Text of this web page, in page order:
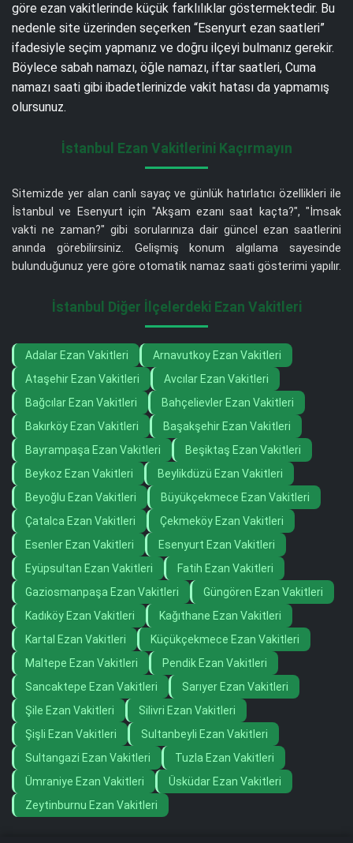
göre ezan vakitlerinde küçük farklılıklar göstermektedir. Bu
nedenle site üzerinden seçerken “Esenyurt ezan saatleri”
ifadesiyle seçim yapmanız ve doğru ilçeyi bulmanız gerekir.
Böylece sabah namazı, öğle namazı, iftar saatleri, Cuma
namazı saati gibi ibadetlerinizde vakit hatası da yapmamış
olursunuz.
İstanbul Ezan Vakitlerini Kaçırmayın
Sitemizde yer alan canlı sayaç ve günlük hatırlatıcı özellikleri ile
İstanbul ve Esenyurt için "Akşam ezanı saat kaçta?", "İmsak
vakti ne zaman?" gibi sorularınıza dair güncel ezan saatlerini
anında görebilirsiniz. Gelişmiş konum algılama sayesinde
bulunduğunuz yere göre otomatik namaz saati gösterimi yapılır.
İstanbul Diğer İlçelerdeki Ezan Vakitleri
Adalar Ezan Vakitleri
Arnavutkoy Ezan Vakitleri
Ataşehir Ezan Vakitleri
Avcılar Ezan Vakitleri
Bağcılar Ezan Vakitleri
Bahçelievler Ezan Vakitleri
Bakırköy Ezan Vakitleri
Başakşehir Ezan Vakitleri
Bayrampaşa Ezan Vakitleri
Beşiktaş Ezan Vakitleri
Beykoz Ezan Vakitleri
Beylikdüzü Ezan Vakitleri
Beyoğlu Ezan Vakitleri
Büyükçekmece Ezan Vakitleri
Çatalca Ezan Vakitleri
Çekmeköy Ezan Vakitleri
Esenler Ezan Vakitleri
Esenyurt Ezan Vakitleri
Eyüpsultan Ezan Vakitleri
Fatih Ezan Vakitleri
Gaziosmanpaşa Ezan Vakitleri
Güngören Ezan Vakitleri
Kadıköy Ezan Vakitleri
Kağıthane Ezan Vakitleri
Kartal Ezan Vakitleri
Küçükçekmece Ezan Vakitleri
Maltepe Ezan Vakitleri
Pendik Ezan Vakitleri
Sancaktepe Ezan Vakitleri
Sarıyer Ezan Vakitleri
Şile Ezan Vakitleri
Silivri Ezan Vakitleri
Şişli Ezan Vakitleri
Sultanbeyli Ezan Vakitleri
Sultangazi Ezan Vakitleri
Tuzla Ezan Vakitleri
Ümraniye Ezan Vakitleri
Üsküdar Ezan Vakitleri
Zeytinburnu Ezan Vakitleri